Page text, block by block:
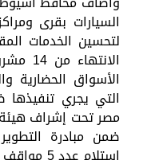
السيارات بقرى
لتحسين الخدمات
الأسواق الحضارية
التي يجري تنفيذها
مصر تحت إشراف هيئة
ضمن مبادرة